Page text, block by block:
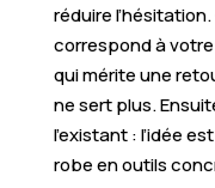
réduire
correspond à
qui mérite une
ne sert plus.
l’existant : l’idée
robe en outils